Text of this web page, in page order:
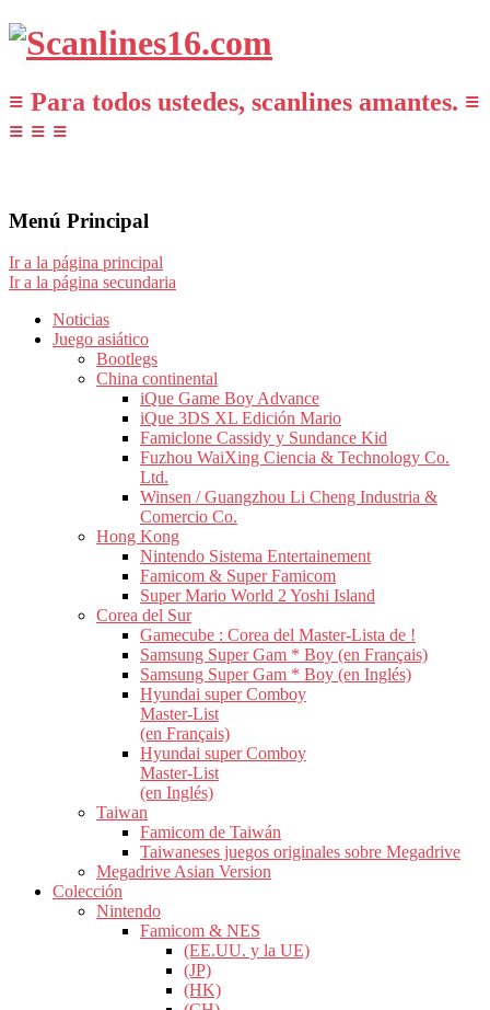
≡ Para todos ustedes, scanlines amantes. ≡
≡ ≡ ≡
Menú Principal
Ir a la página principal
Ir a la página secundaria
Noticias
Juego asiático
Bootlegs
China continental
iQue Game Boy Advance
iQue 3DS XL Edición Mario
Famiclone Cassidy y Sundance Kid
Fuzhou WaiXing Ciencia & Technology Co.
Ltd.
Winsen / Guangzhou Li Cheng Industria &
Comercio Co.
Hong Kong
Nintendo Sistema Entertainement
Famicom & Super Famicom
Super Mario World 2 Yoshi Island
Corea del Sur
Gamecube : Corea del Master-Lista de !
Samsung Super Gam * Boy (en Français)
Samsung Super Gam * Boy (en Inglés)
Hyundai super Comboy
Master-List
(en Français)
Hyundai super Comboy
Master-List
(en Inglés)
Taiwan
Famicom de Taiwán
Taiwaneses juegos originales sobre Megadrive
Megadrive Asian Version
Colección
Nintendo
Famicom & NES
(EE.UU. y la UE)
(JP)
(HK)